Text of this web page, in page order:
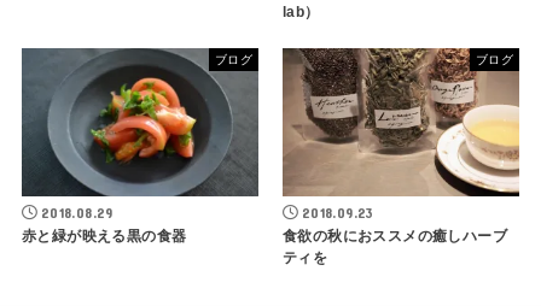
lab）
ブログ
2018.08.29
赤と緑が映える黒の食器
ブログ
2018.09.23
食欲の秋におススメの癒しハーブ
ティを